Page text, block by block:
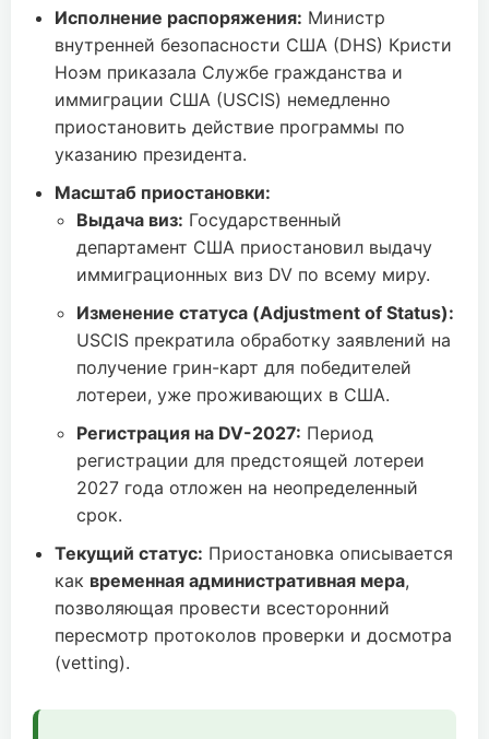
Исполнение распоряжения: Министр
внутренней безопасности США (DHS) Кристи
Ноэм приказала Службе гражданства и
иммиграции США (USCIS) немедленно
приостановить действие программы по
указанию президента.
Масштаб приостановки:
Выдача виз: Государственный
департамент США приостановил выдачу
иммиграционных виз DV по всему миру.
Изменение статуса (Adjustment of Status):
USCIS прекратила обработку заявлений на
получение грин-карт для победителей
лотереи, уже проживающих в США.
Регистрация на DV-2027: Период
регистрации для предстоящей лотереи
2027 года отложен на неопределенный
срок.
Текущий статус: Приостановка описывается
как временная административная мера,
позволяющая провести всесторонний
пересмотр протоколов проверки и досмотра
(vetting).